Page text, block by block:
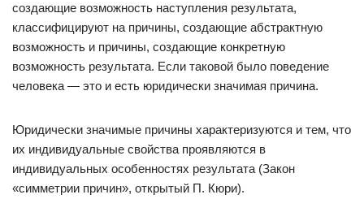
создающие возможность наступления результата,
классифицируют на причины, создающие абстрактную
возможность и причины, создающие конкретную
возможность результата. Если таковой было поведение
человека — это и есть юридически значимая причина.
Юридически значимые причины характеризуются и тем, что
их индивидуальные свойства проявляются в
индивидуальных особенностях результата (Закон
«симметрии причин», открытый П. Кюри).